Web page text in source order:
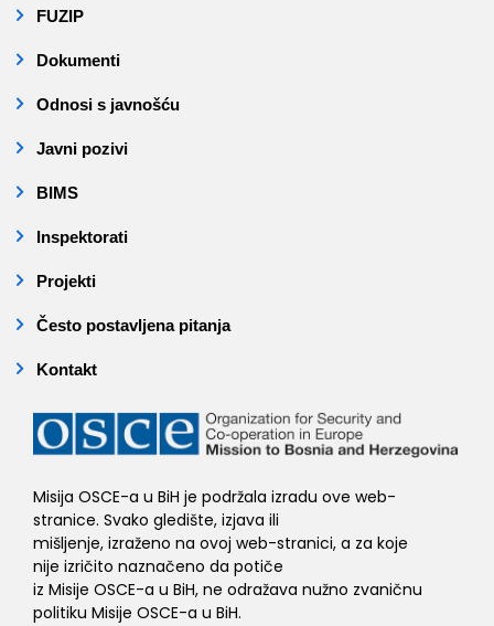
FUZIP
Dokumenti
Odnosi s javnošću
Javni pozivi
BIMS
Inspektorati
Projekti
Često postavljena pitanja
Kontakt
Misija OSCE-a u BiH je podržala izradu ove web-
stranice. Svako gledište, izjava ili
mišljenje, izraženo na ovoj web-stranici, a za koje
nije izričito naznačeno da potiče
iz Misije OSCE-a u BiH, ne odražava nužno zvaničnu
politiku Misije OSCE-a u BiH.